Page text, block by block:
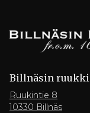
Billnäsin ruukki
Ruukintie 8
10330 Billnäs